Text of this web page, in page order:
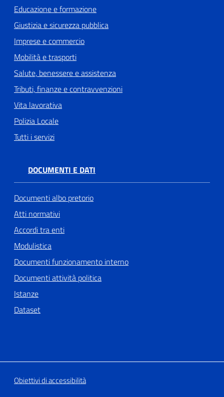
Educazione e formazione
Giustizia e sicurezza pubblica
Imprese e commercio
Mobilità e trasporti
Salute, benessere e assistenza
Tributi, finanze e contravvenzioni
Vita lavorativa
Polizia Locale
Tutti i servizi
DOCUMENTI E DATI
Documenti albo pretorio
Atti normativi
Accordi tra enti
Modulistica
Documenti funzionamento interno
Documenti attività politica
Istanze
Dataset
Obiettivi di accessibilità